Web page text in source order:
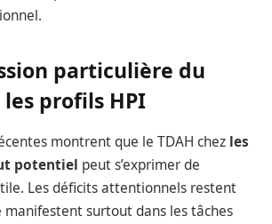
particulière du
les profils HPI
montrent que le TDAH chez les
potentiel peut s’exprimer de
Les déficits attentionnels restent
manifestent surtout dans les tâches